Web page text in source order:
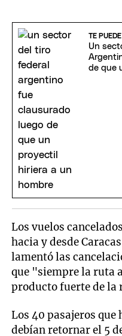
TE
Un
de que
Los vuelos
hacia y desde
lamentó las
que "siempre la ruta
producto fuerte de la
Los 40 pasajeros
debían retornar el 5